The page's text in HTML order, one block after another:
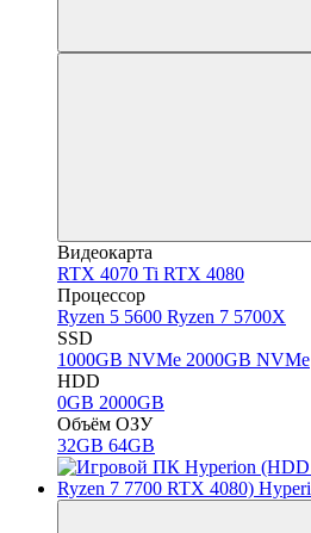
Видеокарта
RTX 4070 Ti RTX 4080
Процессор
Ryzen 5 5600 Ryzen 7 5700X
SSD
1000GB NVMe 2000GB NVMe
HDD
0GB 2000GB
Объём ОЗУ
32GB 64GB